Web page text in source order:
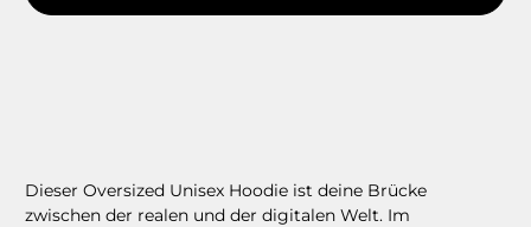
Dieser Oversized Unisex Hoodie ist deine Brücke
zwischen der realen und der digitalen Welt. Im